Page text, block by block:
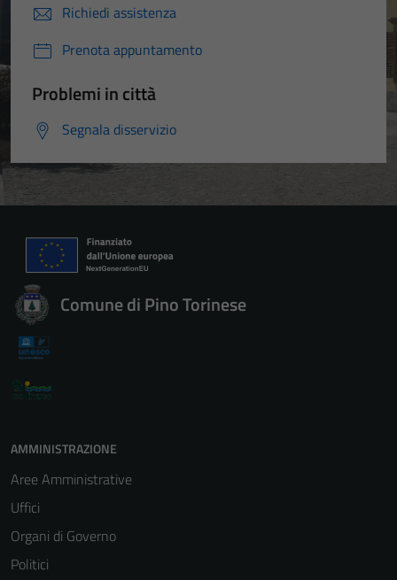
Richiedi assistenza
Prenota appuntamento
Problemi in città
Segnala disservizio
Comune di Pino Torinese
AMMINISTRAZIONE
Aree Amministrative
Uffici
Organi di Governo
Politici